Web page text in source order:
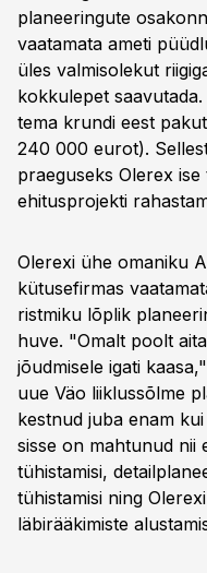
planeeringute
vaatamata ameti
üles valmisolekut
kokkulepet
tema krundi eest
240 000 eurot).
praeguseks Olerex
ehitusprojekti
Olerexi ühe omaniku
kütusefirmas
ristmiku lõplik
huve. "Omalt poolt
jõudmisele igati
uue Väo liiklussõlme
kestnud juba enam
sisse on mahtunud nii
tühistamisi,
tühistamisi ning
läbirääkimiste